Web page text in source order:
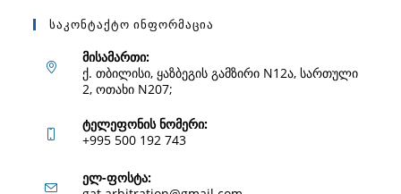
Საკონტაქტო Ინფორმაცია
მისამართი:
ქ. თბილისი, ყაზბეგის გამზირი N12ა, სართული
2, ოთახი N207;
ტელეფონის ნომერი:
+995 500 192 743
ელ-ფოსტა: